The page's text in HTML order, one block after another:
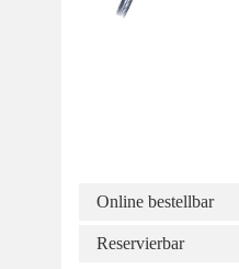
Online bestellbar
Reservierbar